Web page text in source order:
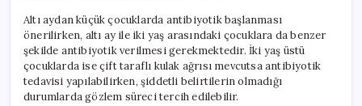
Altı aydan küçük çocuklarda antibiyotik başlanması
önerilirken, altı ay ile iki yaş arasındaki çocuklara da benzer
şekilde antibiyotik verilmesi gerekmektedir. İki yaş üstü
çocuklarda ise çift taraflı kulak ağrısı mevcutsa antibiyotik
tedavisi yapılabilirken, şiddetli belirtilerin olmadığı
durumlarda gözlem süreci tercih edilebilir.